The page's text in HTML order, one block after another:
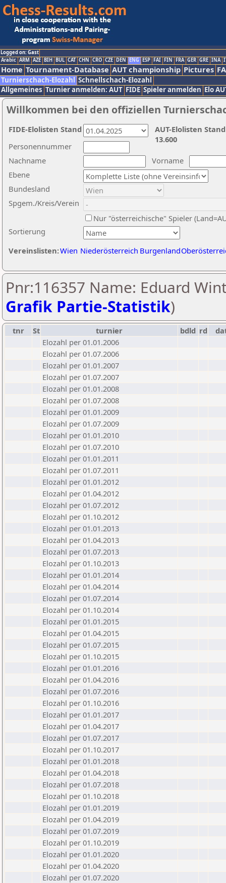
Logged on: Gast
Arabic ARM AZE BIH BUL CAT CHN CRO CZE DEN ENG ESP FAI FIN FRA GER GRE INA
Home Tournament-Database AUT championship Pictures
Turnierschach-Elozahl Schnellschach-Elozahl
Allgemeines Turnier anmelden: AUT FIDE Spieler anmelden Elo
Willkommen bei den offiziellen
Nachname
Vorname
Ebene
Sortierung
Personennummer
Bundesland
Spgem./Kreis/Verein
Nur "österreichische" Spieler
Vereinslisten:Wien Niederösterreich Burgenland
AUT-Elolisten
13.600
FIDE-Elolisten Stand
Pnr:116357 Name: Eduard
Grafik Partie-Statistik)
tnr St turnier bdld rd
Elozahl per 01.01.2006
Elozahl per 01.07.2006
Elozahl per 01.01.2007
Elozahl per 01.07.2007
Elozahl per 01.01.2008
Elozahl per 01.07.2008
Elozahl per 01.01.2009
Elozahl per 01.07.2009
Elozahl per 01.01.2010
Elozahl per 01.07.2010
Elozahl per 01.01.2011
Elozahl per 01.07.2011
Elozahl per 01.01.2012
Elozahl per 01.04.2012
Elozahl per 01.07.2012
Elozahl per 01.10.2012
Elozahl per 01.01.2013
Elozahl per 01.04.2013
Elozahl per 01.07.2013
Elozahl per 01.10.2013
Elozahl per 01.01.2014
Elozahl per 01.04.2014
Elozahl per 01.07.2014
Elozahl per 01.10.2014
Elozahl per 01.01.2015
Elozahl per 01.04.2015
Elozahl per 01.07.2015
Elozahl per 01.10.2015
Elozahl per 01.01.2016
Elozahl per 01.04.2016
Elozahl per 01.07.2016
Elozahl per 01.10.2016
Elozahl per 01.01.2017
Elozahl per 01.04.2017
Elozahl per 01.07.2017
Elozahl per 01.10.2017
Elozahl per 01.01.2018
Elozahl per 01.04.2018
Elozahl per 01.07.2018
Elozahl per 01.10.2018
Elozahl per 01.01.2019
Elozahl per 01.04.2019
Elozahl per 01.07.2019
Elozahl per 01.10.2019
Elozahl per 01.01.2020
Elozahl per 01.04.2020
Elozahl per 01.07.2020